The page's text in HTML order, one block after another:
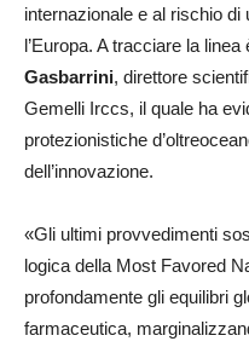
internazionale e al rischio
l’Europa. A tracciare la linea
Gasbarrini, direttore
Gemelli Irccs, il quale ha
protezionistiche
dell’innovazione.
«Gli ultimi provvedimenti
logica della Most Favored
profondamente gli equilibri
farmaceutica,